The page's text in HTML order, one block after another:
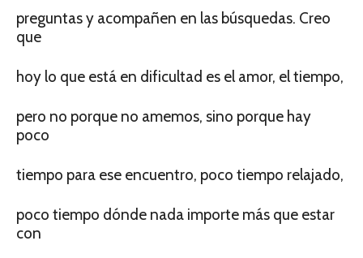
preguntas y acompañen en las búsquedas. Creo
que
hoy lo que está en dificultad es el amor, el tiempo,
pero no porque no amemos, sino porque hay
poco
tiempo para ese encuentro, poco tiempo relajado,
poco tiempo dónde nada importe más que estar
con